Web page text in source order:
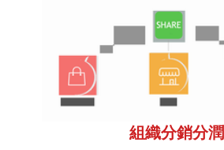
組織分銷分潤